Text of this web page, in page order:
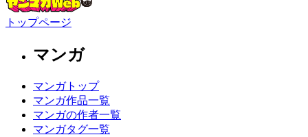
トップページ
マンガ
マンガトップ
マンガ作品一覧
マンガの作者一覧
マンガタグ一覧